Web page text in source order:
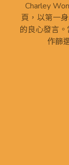
Charley
頁，以第一
的良心發言
作篩